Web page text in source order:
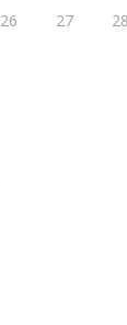
26 27 28